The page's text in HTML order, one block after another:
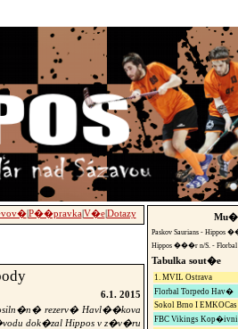
|P��pravka|V�e|Dotazy
6.1. 2015
rezerv� Havl��kova
dok�zal Hippos v z�v�ru
Paskov Saurians - Hippos
Hippos ���r n/S. - Florbal
Tabulka sout�e
1. MVIL Ostrava
Florbal Torpedo Hav�
Sokol Brno I EMKOCas
FBC Vikings Kop�ivni